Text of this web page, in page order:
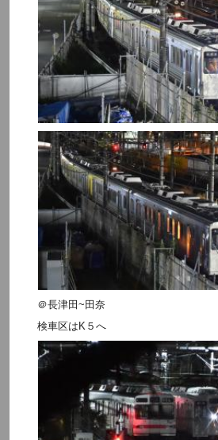
＠長津田~田奈
検車区はK５へ